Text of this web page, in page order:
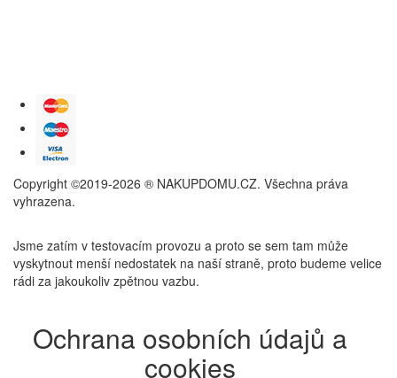
Copyright ©2019-2026 ® NAKUPDOMU.CZ. Všechna práva
vyhrazena.
Jsme zatím v testovacím provozu a proto se sem tam může
vyskytnout menší nedostatek na naší straně, proto budeme velice
rádi za jakoukoliv zpětnou vazbu.
Ochrana osobních údajů a
cookies